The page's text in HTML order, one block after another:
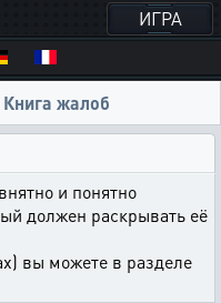
ИГРА
Книга жалоб
и понятно
должен раскрывать её
вы можете в разделе